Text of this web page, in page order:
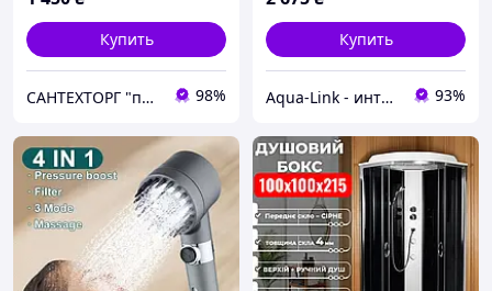
Купить
САНТЕХТОРГ "продажа сантехнических товаров" 98%
Купить
Aqua-Link - интернет магазин сантехники 93%